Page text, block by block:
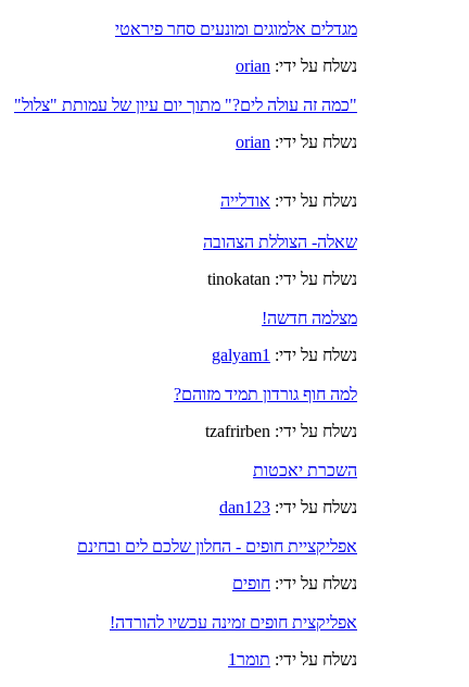
מגדלים אלמוגים ומונעים סחר פיראטי
נשלח על ידי: orian
"כמה זה עולה לים?" מתוך יום עיון של עמותת "צלול"
נשלח על ידי: orian
נשלח על ידי: אודלייה
שאלה- הצוללת הצהובה
נשלח על ידי: tinokatan
מצלמה חדשה!
נשלח על ידי: galyam1
למה חוף גורדון תמיד מזוהם?
נשלח על ידי: tzafrirben
השכרת יאכטות
נשלח על ידי: dan123
אפליקציית חופים - החלון שלכם לים ובחינם
נשלח על ידי: חופים
אפליקצית חופים זמינה עכשיו להורדה!
נשלח על ידי: תומר1